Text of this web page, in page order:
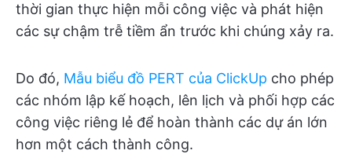
thời gian thực hiện mỗi công việc và phát hiện
các sự chậm trễ tiềm ẩn trước khi chúng xảy ra.
Do đó, Mẫu biểu đồ PERT của ClickUp cho phép
các nhóm lập kế hoạch, lên lịch và phối hợp các
công việc riêng lẻ để hoàn thành các dự án lớn
hơn một cách thành công.